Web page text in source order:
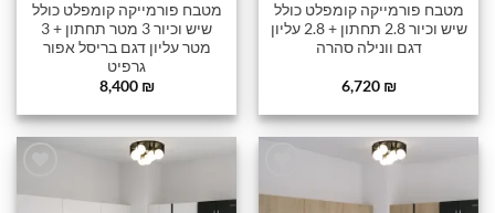
מטבח פורמייקה קומפלט כולל
שיש וכיור 2.8 תחתון + 2.8 עליון
דגם וונילה סהרה
6,720 ₪
מטבח פורמייקה קומפלט כולל
שיש וכיור 3 מטר תחתון + 3
מטר עליון דגם בריסל אפור
גרפיט
8,400 ₪
הוסף